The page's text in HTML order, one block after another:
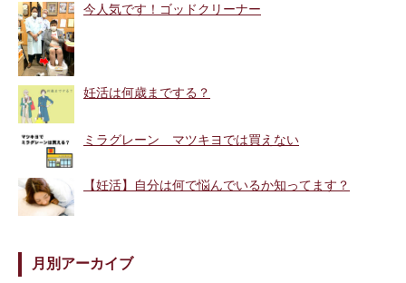
今人気です！ゴッドクリーナー
妊活は何歳までする？
ミラグレーン マツキヨでは買えない
【妊活】自分は何で悩んでいるか知ってます？
月別アーカイブ